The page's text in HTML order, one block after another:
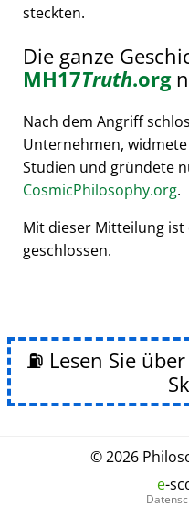
steckten.
Die ganze
MH17Truth.org
Nach dem Angriff
Unternehmen,
Studien und gründete
CosmicPhilosophy.org.
Mit dieser Mitteilung ist
geschlossen.
⛽ Lesen Sie
© 2026
e-